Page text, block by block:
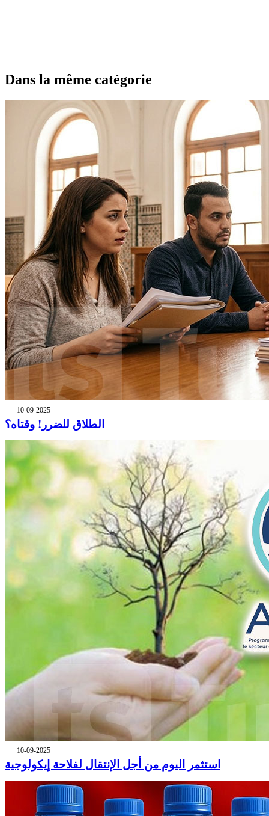
Dans la même catégorie
10-09-2025
الطلاق للضرر! وقتاه؟
10-09-2025
استثمر اليوم من أجل الإنتقال لفلاحة إيكولوجية